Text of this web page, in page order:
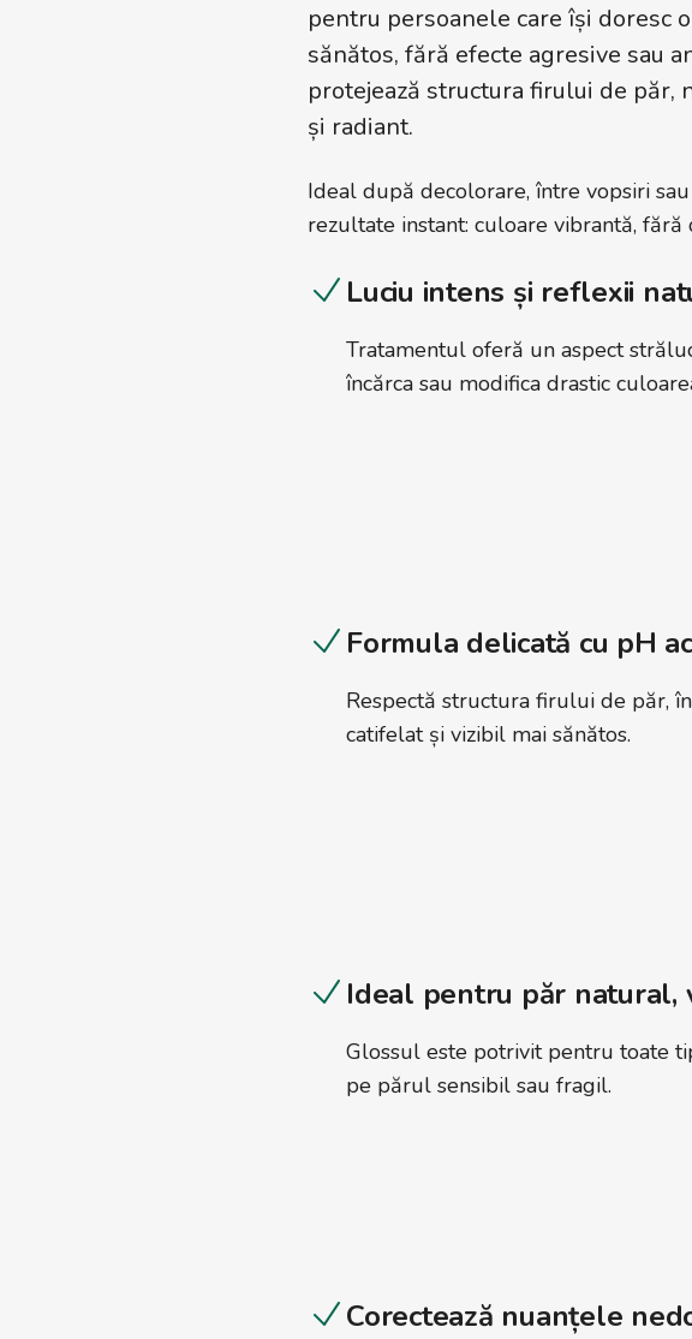
pentru persoanele care își doresc
sănătos, fără efecte agresive sau
protejează structura firului de păr,
și radiant.
Ideal după decolorare, între vopsiri
rezultate instant: culoare vibrantă,
Luciu intens și reflexii
Tratamentul oferă un aspect
încărca sau modifica drastic
Formula delicată cu pH
Respectă structura firului de păr,
catifelat și vizibil mai sănătos.
Ideal pentru păr natural,
Glossul este potrivit pentru toate
pe părul sensibil sau fragil.
Corectează nuanțele